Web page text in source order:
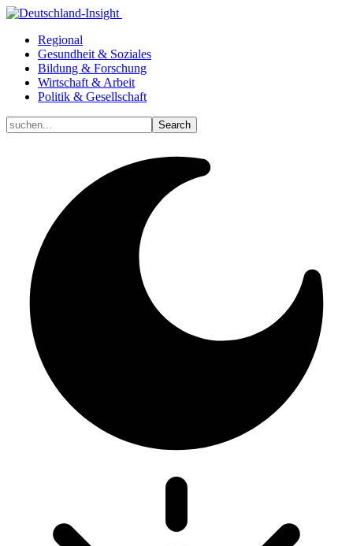
Regional
Gesundheit & Soziales
Bildung & Forschung
Wirtschaft & Arbeit
Politik & Gesellschaft